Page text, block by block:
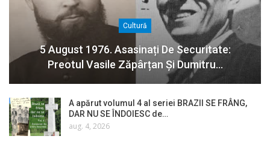
Cultură
5 August 1976. Asasinați De Securitate:
Preotul Vasile Zăpârțan Și Dumitru…
A apărut volumul 4 al seriei BRAZII SE FRÂNG,
DAR NU SE ÎNDOIESC de…
aug. 4, 2026